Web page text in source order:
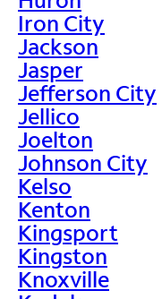
Iron City
Jackson
Jasper
Jefferson City
Jellico
Joelton
Johnson City
Kelso
Kenton
Kingsport
Kingston
Knoxville